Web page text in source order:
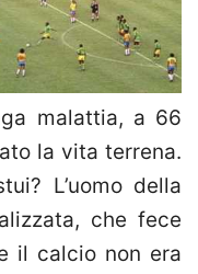
malattia, a 66
la vita terrena.
L’uomo della
che fece
il calcio non era